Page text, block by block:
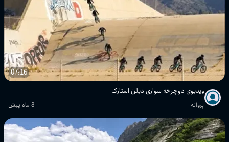
07:16
ویدیوی دوچرخه سواری دیلن استارک
پروانه 8 ماه پیش